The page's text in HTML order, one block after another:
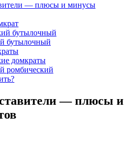
— плюсы и минусы
бутылочный
бутылочный
домкраты
ромбический
— плюсы и